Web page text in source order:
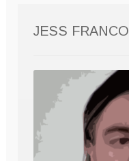
JESS FRANCO